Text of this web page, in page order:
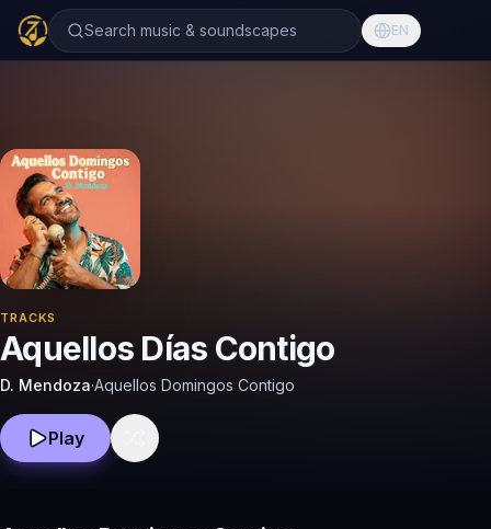
Search music & soundscapes EN
TRACKS
Aquellos Días Contigo
D. Mendoza·Aquellos Domingos Contigo
Play